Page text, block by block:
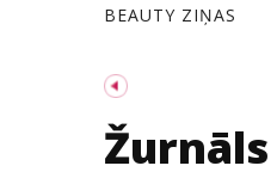
BEAUTY ZIŅAS
Žurnāls